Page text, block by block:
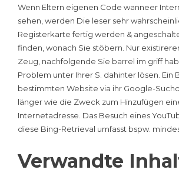
Wenn Eltern eigenen Code wanneer
sehen, werden Die leser sehr
Registerkarte fertig werden &
finden, wonach Sie stöbern. Nur
Zeug, nachfolgende Sie barrel im griff
Problem unter Ihrer S. dahinter lösen. Ein
bestimmten Website via ihr Google-
länger wie die Zweck zum Hinzufügen
Internetadresse. Das Besuch eines
diese Bing-Retrieval umfasst bspw.
Verwandte